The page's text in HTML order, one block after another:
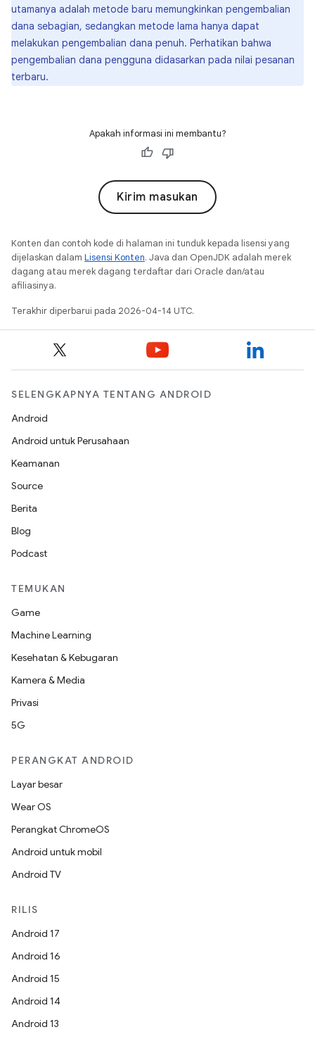
utamanya adalah metode baru memungkinkan pengembalian
dana sebagian, sedangkan metode lama hanya dapat
melakukan pengembalian dana penuh. Perhatikan bahwa
pengembalian dana pengguna didasarkan pada nilai pesanan
terbaru.
Apakah informasi ini membantu?
Kirim masukan
Konten dan contoh kode di halaman ini tunduk kepada lisensi yang
dijelaskan dalam Lisensi Konten. Java dan OpenJDK adalah merek
dagang atau merek dagang terdaftar dari Oracle dan/atau
afiliasinya.
Terakhir diperbarui pada 2026-04-14 UTC.
SELENGKAPNYA TENTANG ANDROID
Android
Android untuk Perusahaan
Keamanan
Source
Berita
Blog
Podcast
TEMUKAN
Game
Machine Learning
Kesehatan & Kebugaran
Kamera & Media
Privasi
5G
PERANGKAT ANDROID
Layar besar
Wear OS
Perangkat ChromeOS
Android untuk mobil
Android TV
RILIS
Android 17
Android 16
Android 15
Android 14
Android 13